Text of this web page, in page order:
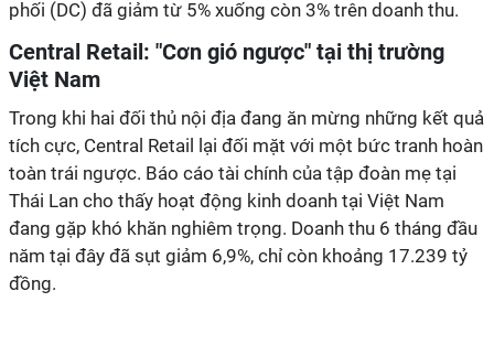
phối (DC) đã giảm từ 5% xuống còn 3% trên doanh thu.
Central Retail: "Cơn gió ngược" tại thị trường
Việt Nam
Trong khi hai đối thủ nội địa đang ăn mừng những kết quả
tích cực, Central Retail lại đối mặt với một bức tranh hoàn
toàn trái ngược. Báo cáo tài chính của tập đoàn mẹ tại
Thái Lan cho thấy hoạt động kinh doanh tại Việt Nam
đang gặp khó khăn nghiêm trọng. Doanh thu 6 tháng đầu
năm tại đây đã sụt giảm 6,9%, chỉ còn khoảng 17.239 tỷ
đồng.